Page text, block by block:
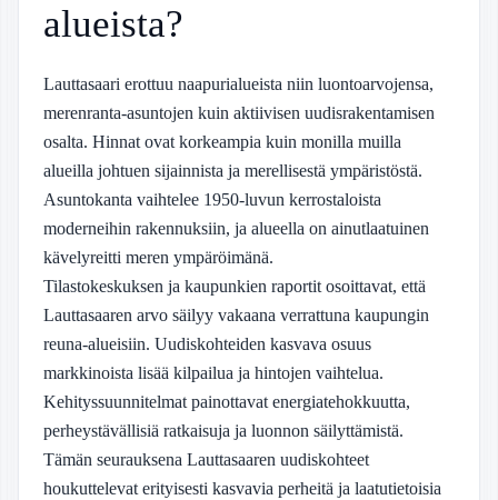
alueista?
Lauttasaari erottuu naapurialueista niin luontoarvojensa,
merenranta-asuntojen kuin aktiivisen uudisrakentamisen
osalta. Hinnat ovat korkeampia kuin monilla muilla
alueilla johtuen sijainnista ja merellisestä ympäristöstä.
Asuntokanta vaihtelee 1950-luvun kerrostaloista
moderneihin rakennuksiin, ja alueella on ainutlaatuinen
kävelyreitti meren ympäröimänä.
Tilastokeskuksen ja kaupunkien raportit osoittavat, että
Lauttasaaren arvo säilyy vakaana verrattuna kaupungin
reuna-alueisiin. Uudiskohteiden kasvava osuus
markkinoista lisää kilpailua ja hintojen vaihtelua.
Kehityssuunnitelmat painottavat energiatehokkuutta,
perheystävällisiä ratkaisuja ja luonnon säilyttämistä.
Tämän seurauksena Lauttasaaren uudiskohteet
houkuttelevat erityisesti kasvavia perheitä ja laatutietoisia